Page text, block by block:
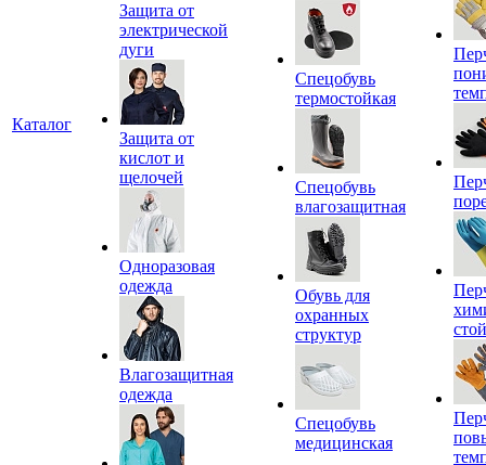
Каталог
Защита от
электрической
дуги
Защита от
кислот и
щелочей
Одноразовая
одежда
Влагозащитная
одежда
Спецобувь
термостойкая
Спецобувь
влагозащитная
Обувь для
охранных
структур
Спецобувь
медицинская